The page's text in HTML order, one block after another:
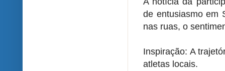
de entusiasmo em
nas ruas, o
Inspiração: A
atletas locais.